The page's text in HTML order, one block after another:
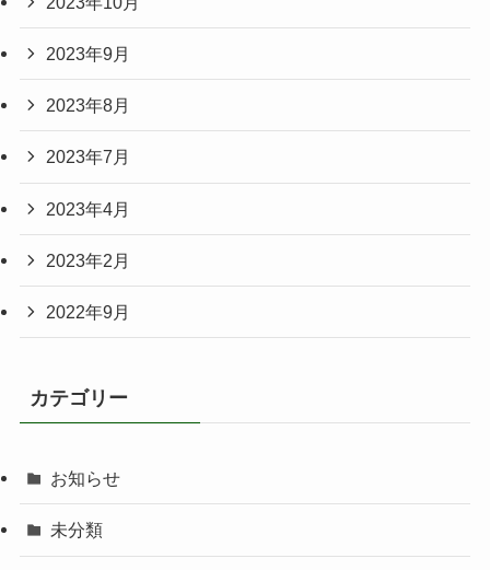
2023年9月
2023年8月
2023年7月
2023年4月
2023年2月
2022年9月
カテゴリー
お知らせ
未分類